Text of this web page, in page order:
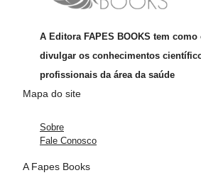
A Editora FAPES BOOKS tem
divulgar os conhecimentos
profissionais da área da saúde
Mapa do site
Sobre
Fale Conosco
A Fapes Books